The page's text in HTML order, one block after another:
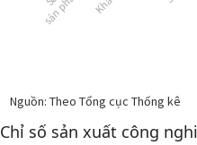
Chỉ số sản xuất công